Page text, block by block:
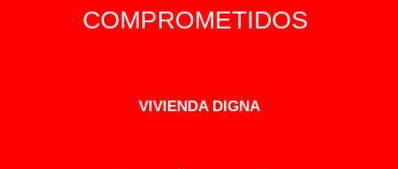
COMPROMETIDOS
VIVIENDA DIGNA